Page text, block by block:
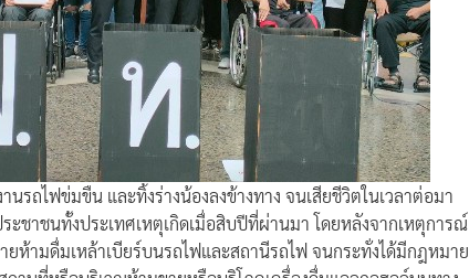
ถไฟข่มขืน และทิ้งร่างน้องลงข้างทาง จนเสียชีวิตในเวลาต่อมา
ะชาชนทั้งประเทศเหตุเกิดเมื่อสิบปีที่ผ่านมา โดยหลังจากเหตุการณ์
ห้ามดื่มเหล้าเบียร์บนรถไฟและสถานีรถไฟ จนกระทั่งได้มีกฎหมาย
านที่หรือบริเวณห้ามขายหรือบริโภคเครื่องดื่มแอลกอฮอล์บนทาง